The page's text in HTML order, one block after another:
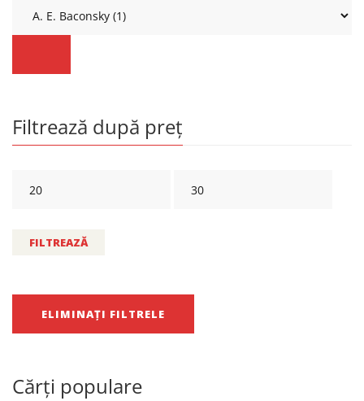
Filtrează după preț
FILTREAZĂ
ELIMINAȚI FILTRELE
Cărți populare